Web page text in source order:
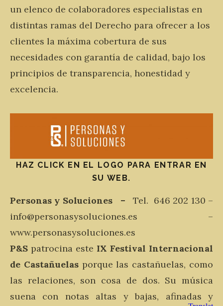
un elenco de colaboradores especialistas en
distintas ramas del Derecho para ofrecer a los
clientes la máxima cobertura de sus
necesidades con garantía de calidad, bajo los
principios de transparencia, honestidad y
excelencia.
HAZ CLICK EN EL LOGO PARA ENTRAR EN
SU WEB.
Personas y Soluciones – Tel. 646 202 130 –
info@personasysoluciones.es –
www.personasysoluciones.es
P&S patrocina este IX Festival Internacional
de Castañuelasporque las castañuelas, como
las relaciones, son cosa de dos. Su música
suena con notas altas y bajas, afinadas y